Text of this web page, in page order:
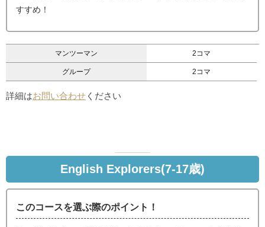
すすめ！
マンツーマン 2コマ
グループ 2コマ
詳細はお問い合わせ ください
English Explorers(7-17歳)
このコースを選ぶ際のポイント！